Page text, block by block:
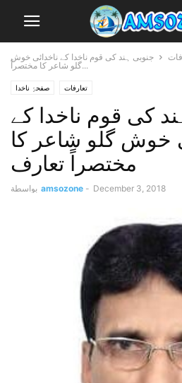
جنوبی ہند کی قوم ناخدا کے ناخدائی خوش
گلو شاعر کا مختصراً...
صفحۂِ ناخدا تعارفات
کی قوم ناخدا کے
خوش گلو شاعر کا
مختصراً تعارف
بواسطة amsozone - December 3, 2018